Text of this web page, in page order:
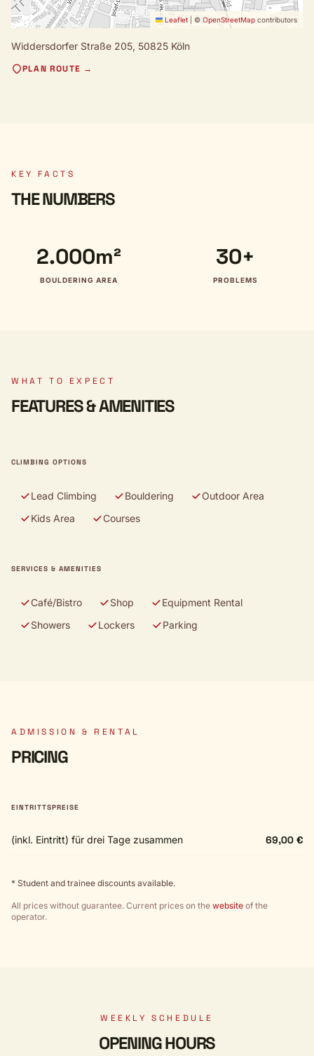
Leaflet © OpenStreetMap contributors
Widdersdorfer Straße 205, 50825 Köln
PLAN ROUTE →
KEY FACTS
THE NUMBERS
2.000m²
BOULDERING AREA
30+
PROBLEMS
WHAT TO EXPECT
FEATURES & AMENITIES
CLIMBING OPTIONS
Lead Climbing Bouldering
Outdoor Area
Kids Area
Courses
SERVICES & AMENITIES
Café/Bistro Shop
Equipment Rental
Showers
Lockers Parking
ADMISSION & RENTAL
PRICING
EINTRITTSPREISE
(inkl. Eintritt) für drei Tage zusammen 69,00 €
* Student and trainee discounts available.
All prices without guarantee. Current prices on the website of the
operator.
WEEKLY SCHEDULE
OPENING HOURS